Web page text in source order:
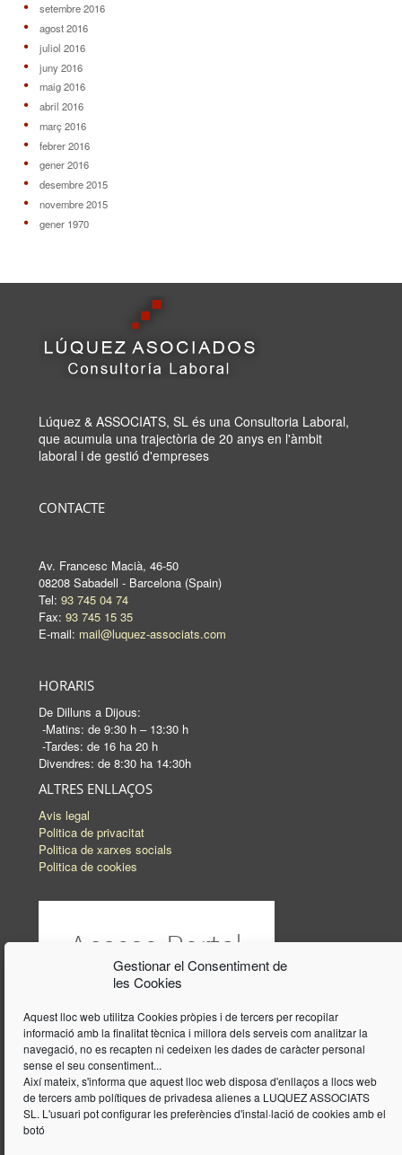
Gestionar el Consentiment de
les Cookies
Aquest lloc web utilitza Cookies pròpies i de tercers per recopilar
informació amb la finalitat tècnica i millora dels serveis com analitzar la
navegació, no es recapten ni cedeixen les dades de caràcter personal
sense el seu consentiment...
Així mateix, s'informa que aquest lloc web disposa d'enllaços a llocs web
de tercers amb polítiques de privadesa alienes a LUQUEZ ASSOCIATS
SL. L'usuari pot configurar les preferències d'instal·lació de cookies amb el
botó
setembre 2016
agost 2016
juliol 2016
juny 2016
maig 2016
abril 2016
març 2016
febrer 2016
gener 2016
desembre 2015
novembre 2015
gener 1970
Lúquez & ASSOCIATS, SL és una Consultoria Laboral,
que acumula una trajectòria de 20 anys en l'àmbit
laboral i de gestió d'empreses
CONTACTE
Av. Francesc Macià, 46-50
08208 Sabadell - Barcelona (Spain)
Tel: 93 745 04 74
Fax: 93 745 15 35
E-mail: mail@luquez-associats.com
HORARIS
De Dilluns a Dijous:
-Matins: de 9:30 h – 13:30 h
-Tardes: de 16 ha 20 h
Divendres: de 8:30 ha 14:30h
ALTRES ENLLAÇOS
Avis legal
Politica de privacitat
Politica de xarxes socials
Politica de cookies